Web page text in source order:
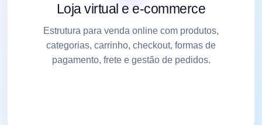
Loja virtual e e-commerce
Estrutura para venda online com produtos,
categorias, carrinho, checkout, formas de
pagamento, frete e gestão de pedidos.